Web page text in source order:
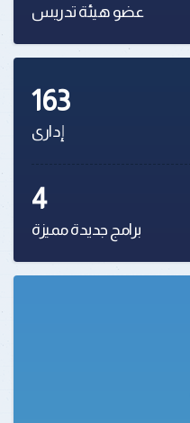
عضو هيئة تدريس
163
إدارى
4
برامج جديدة مميزة